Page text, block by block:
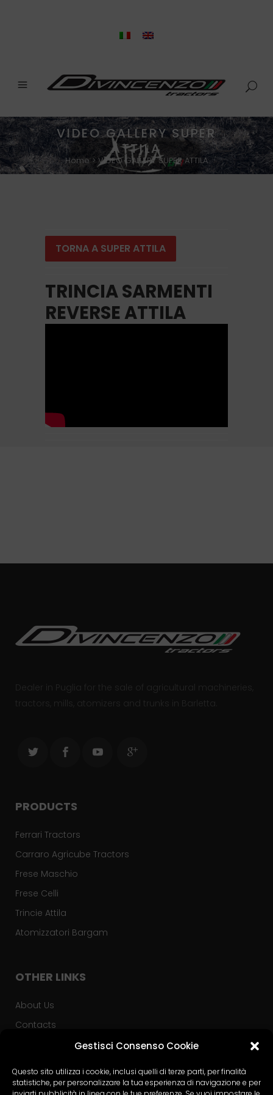
Gestisci Consenso Cookie
Questo sito utilizza i cookie, inclusi quelli di terze parti, per finalità
statistiche, per personalizzare la tua esperienza di navigazione e per
VIDEO GALLERY SUPER
ATTILA
Home > VIDEO GALLERY SUPER ATTILA
TORNA A SUPER ATTILA
TRINCIA SARMENTI
REVERSE ATTILA
Dealer in Puglia for the sale of agricultural machineries,
tractors, mills, atomizers and trunks in Barletta.
PRODUCTS
Ferrari Tractors
Carraro Agricube Tractors
Frese Maschio
Frese Celli
Trincie Attila
Atomizzatori Bargam
OTHER LINKS
About Us
Contacts
Advice PSR